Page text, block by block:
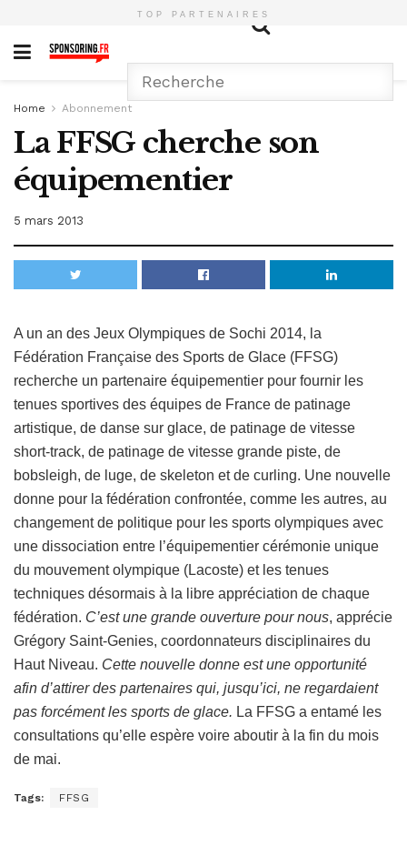
TOP PARTENAIRES
Home Abonnement
La FFSG cherche son
équipementier
5 mars 2013
A un an des Jeux Olympiques de Sochi 2014, la
Fédération Française des Sports de Glace (FFSG)
recherche un partenaire équipementier pour fournir les
tenues sportives des équipes de France de patinage
artistique, de danse sur glace, de patinage de vitesse
short-track, de patinage de vitesse grande piste, de
bobsleigh, de luge, de skeleton et de curling. Une nouvelle
donne pour la fédération confrontée, comme les autres, au
changement de politique pour les sports olympiques avec
une dissociation entre l’équipementier cérémonie unique
du mouvement olympique (Lacoste) et les tenues
techniques désormais à la libre appréciation de chaque
fédération. C’est une grande ouverture pour nous, apprécie
Grégory Saint-Genies, coordonnateurs disciplinaires du
Haut Niveau. Cette nouvelle donne est une opportunité
afin d’attirer des partenaires qui, jusqu’ici, ne regardaient
pas forcément les sports de glace. La FFSG a entamé les
consultations qu’elle espère voire aboutir à la fin du mois
de mai.
Tags: FFSG